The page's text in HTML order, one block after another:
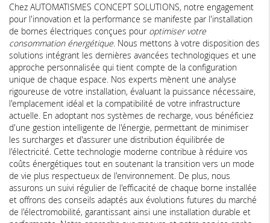
Chez AUTOMATISMES CONCEPT SOLUTIONS, notre engagement
pour l'innovation et la performance se manifeste par l'installation
de bornes électriques conçues pour optimiser votre
consommation énergétique . Nous mettons à votre disposition des
solutions intégrant les dernières avancées technologiques et une
approche personnalisée qui tient compte de la configuration
unique de chaque espace. Nos experts mènent une analyse
rigoureuse de votre installation, évaluant la puissance nécessaire,
l'emplacement idéal et la compatibilité de votre infrastructure
actuelle. En adoptant nos systèmes de recharge, vous bénéficiez
d'une gestion intelligente de l'énergie, permettant de minimiser
les surcharges et d'assurer une distribution équilibrée de
l'électricité. Cette technologie moderne contribue à réduire vos
coûts énergétiques tout en soutenant la transition vers un mode
de vie plus respectueux de l'environnement. De plus, nous
assurons un suivi régulier de l'efficacité de chaque borne installée
et offrons des conseils adaptés aux évolutions futures du marché
de l'électromobilité, garantissant ainsi une installation durable et